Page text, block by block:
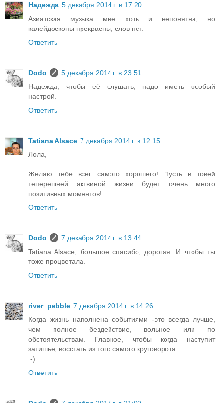
Надежда 5 декабря 2014 г. в 17:20
Азиатская музыка мне хоть и непонятна, но
калейдоскопы прекрасны, слов нет.
Ответить
Dodo
5 декабря 2014 г. в 23:51
Надежда, чтобы её слушать, надо иметь особый
настрой.
Ответить
Tatiana Alsace 7 декабря 2014 г. в 12:15
Лола,
Желаю тебе всег самого хорошего! Пусть в товей
теперешней актвиной жизни будет очень много
позитивных моментов!
Ответить
Dodo
7 декабря 2014 г. в 13:44
Tatiana Alsace, большое спасибо, дорогая. И чтобы ты
тоже процветала.
Ответить
river_pebble 7 декабря 2014 г. в 14:26
Когда жизнь наполнена событиями -это всегда лучше,
чем полное бездействие, вольное или по
обстоятельствам. Главное, чтобы когда наступит
затишье, восстать из того самого круговорота.
:-)
Ответить